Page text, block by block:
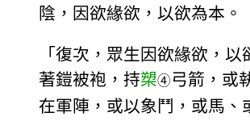
陰，因欲緣欲，以欲為本。
「復次，眾生因欲緣欲，以
著鎧被袍，持槊④弓箭，或
在軍陣，或以象鬥，或馬、